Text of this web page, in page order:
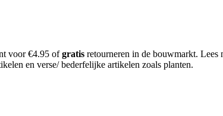
voor €4.95 ofgratis retourneren in de bouwmarkt. Lees
en verse/ bederfelijke artikelen zoals planten.